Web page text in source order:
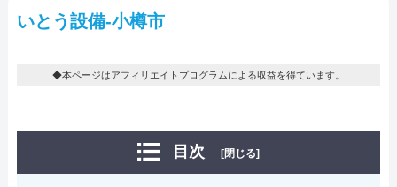
いとう設備-小樽市
◆本ページはアフィリエイトプログラムによる収益を得ています。
目次 [閉じる]